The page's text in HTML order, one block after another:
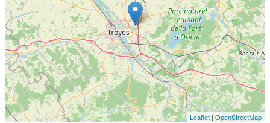
Leaflet |OpenStreetMap